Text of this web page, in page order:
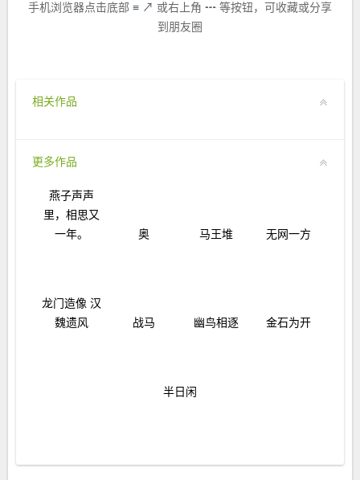
手机浏览器点击底部 ≡ ↗ 或右上角 ┅ 等按钮，可收藏或分享
到朋友圈
相关作品
更多作品
燕子声声
里，相思又
一年。
奥 马王堆 无网一方
龙门造像 汉
魏遗风
战马 幽鸟相逐 金石为开
半日闲